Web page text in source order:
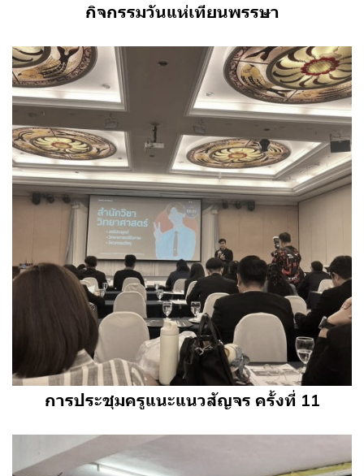
กิจกรรมวันแห่เทียนพรรษา
การประชุมครูแนะแนวสัญจร ครั้งที่ 11